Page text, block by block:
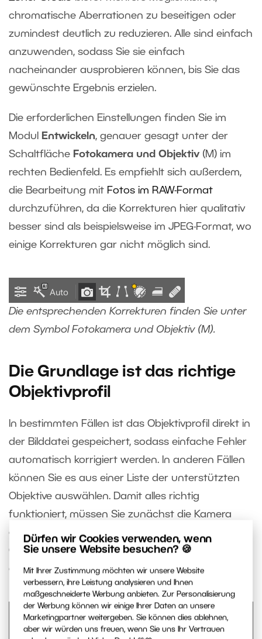
Dürfen wir Cookies verwenden, wenn
Sie unsere Website besuchen? 🍪
Mit Ihrer Zustimmung möchten wir unsere Website
verbessern, ihre Leistung analysieren und Ihnen
maßgeschneiderte Werbung anbieten. Zur Personalisierung
der Werbung können wir einige Ihrer Daten an unsere
Marketingpartner weitergeben. Sie können dies ablehnen,
aber wir würden uns freuen, wenn Sie uns Ihr Vertrauen
chromatische Aberrationen zu beseitigen oder
zumindest deutlich zu reduzieren. Alle sind einfach
anzuwenden, sodass Sie sie einfach
nacheinander ausprobieren können, bis Sie das
gewünschte Ergebnis erzielen.
Die erforderlichen Einstellungen finden Sie im
Modul
Entwickeln, genauer gesagt unter der
Schaltfläche Fotokamera und Objektiv (M) im
rechten Bedienfeld. Es empfiehlt sich außerdem,
die Bearbeitung mit Fotos im RAW-Format
durchzuführen, da die Korrekturen hier qualitativ
besser sind als beispielsweise im JPEG-Format, wo
einige Korrekturen gar nicht möglich sind.
Die entsprechenden Korrekturen finden Sie unter
dem Symbol Fotokamera und Objektiv (M).
Die Grundlage ist das richtige
Objektivprofil
In bestimmten Fällen ist das Objektivprofil direkt in
der Bilddatei gespeichert, sodass einfache Fehler
automatisch korrigiert werden. In anderen Fällen
können Sie es aus einer Liste der unterstützten
Objektive auswählen. Damit alles richtig
funktioniert, müssen Sie zunächst die Kamera
auswählen. Anschließend wählen Sie im Menü
Chromatische Aberrationdie Option
aus.